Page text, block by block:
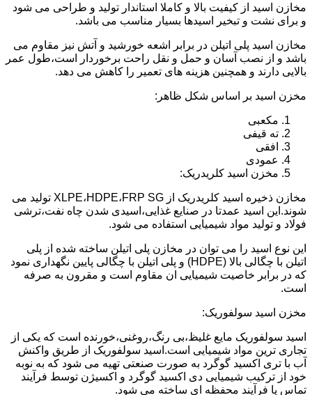
مخازن اسید از کیفیت بالا و کاملا استاندار تولید و طراحی می شود
و برای نشت و تبخیر اسیدها بسیار مناسب می باشد.
مخازن اسید پلی اتیلن در برابر اشعه خورشید و آتش نیز مقاوم می
باشد و از نصب آسان و حمل و نقل راحت برخوردار است،طول عمر
بالایی دارند و همچنین هزینه های تعمیر را کاهش می دهد.
مخزن اسید بر اساس شکل ظاهر:
مکعبی
ته قیفی
افقی
عمودی
مخزن اسید کلریدریک:
مخازن ذخیره اسید کلریدریک از XLPE،HDPE،FRP SG تولید می
شوند.این اسید عمدتا در صنایع غذایی،اسیدی شدن چاه نفت،ترشی
فولاد و تولید مواد شیمیایی استفاده می شود.
این نوع اسید را می توان در مخازن پلی اتیلن ساخته شده از پلی
اتیلن با چگالی بالا (HDPE) و پلی اتیلن با چگالی پایین نگهداری نمود
که در برابر خاصیت شیمیایی ان مقاوم است و مقرون به صرفه
است.
مخزن اسید سولفوریک:
اسید سولفوریک مایع غلیظ،بی رنگ،روغنی،خورنده است که یکی از
تجاری ترین مواد شیمیایی است.اسید سولفوریک از طریق واکنش
آب با تری اکسید گوگرد به صورت صنعتی تهیه می شود که به نوبه
خود از ترکیب شیمیایی دی اکسید گوگرد و اکسیژن توسط فرآیند
تماس یا فرآیند محفظه ای ساخته می شود.